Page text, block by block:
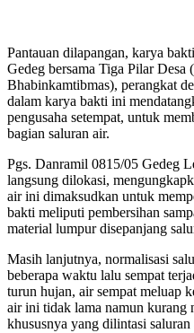
Pantauan dilapangan, karya
Gedeg bersama Tiga Pilar Desa
Bhabinkamtibmas), perangkat
dalam karya bakti ini
pengusaha setempat, untuk
bagian saluran air.
Pgs. Danramil 0815/05 Gedeg
langsung dilokasi,
air ini dimaksudkan untuk
bakti meliputi pembersihan
material lumpur disepanjang
Masih lanjutnya, normalisasi
beberapa waktu lalu sempat
turun hujan, air sempat meluap
air ini tidak lama namun kurang
khususnya yang dilintasi saluran